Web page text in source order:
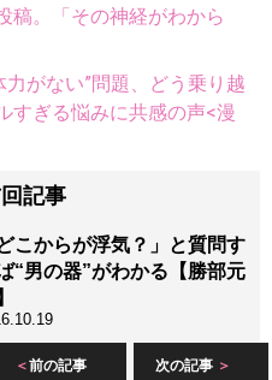
稿。「その神経がわから
がない”問題、どう乗り越
すぎる悩みに共感の声<漫
記事
どこからが浮気？」と質問す
“男の器”がわかる【勝部元
前の記事 次の記事